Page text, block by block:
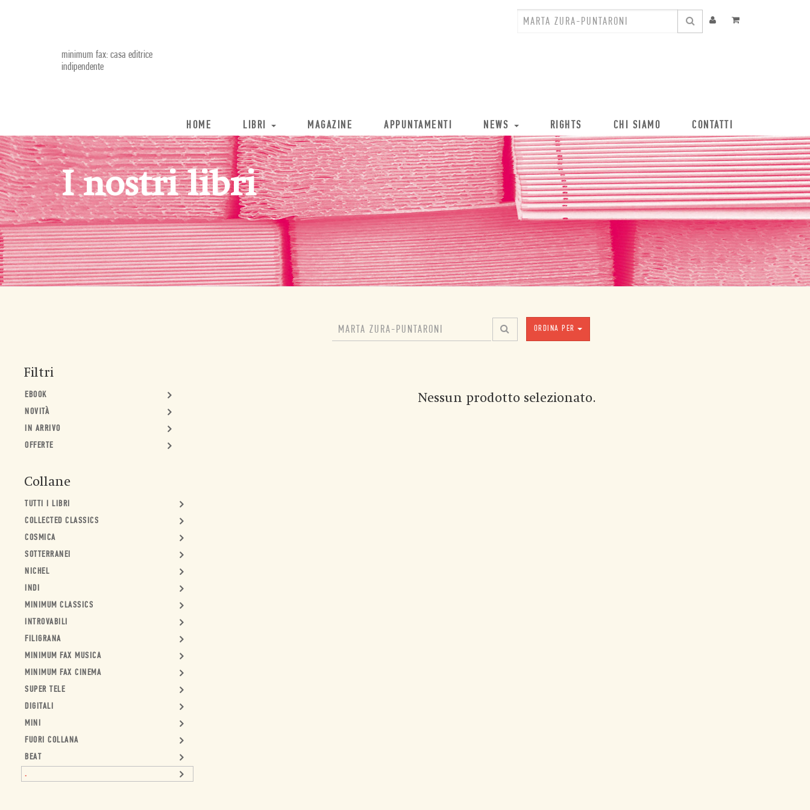
minimum fax: casa editrice
indipendente
HOME LIBRI MAGAZINE APPUNTAMENTI NEWS RIGHTS CHI SIAMO CONTATTI
I nostri libri
ORDINA PER
Filtri
EBOOK
NOVITÀ
IN ARRIVO
OFFERTE
Collane
TUTTI I LIBRI
COLLECTED CLASSICS
COSMICA
SOTTERRANEI
NICHEL
INDI
MINIMUM CLASSICS
INTROVABILI
FILIGRANA
MINIMUM FAX MUSICA
MINIMUM FAX CINEMA
SUPER TELE
DIGITALI
MINI
FUORI COLLANA
BEAT
.
Nessun prodotto selezionato.